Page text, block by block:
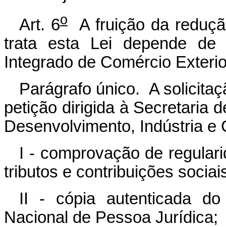
Art. 6oA fruição da
trata esta Lei depende de
Integrado de Comércio
Parágrafo único. A
petição dirigida à Secretaria
Desenvolvimento, Indústria e
I - comprovação de
tributos e contribuições
II - cópia autenticada
Nacional de Pessoa Jurídica;